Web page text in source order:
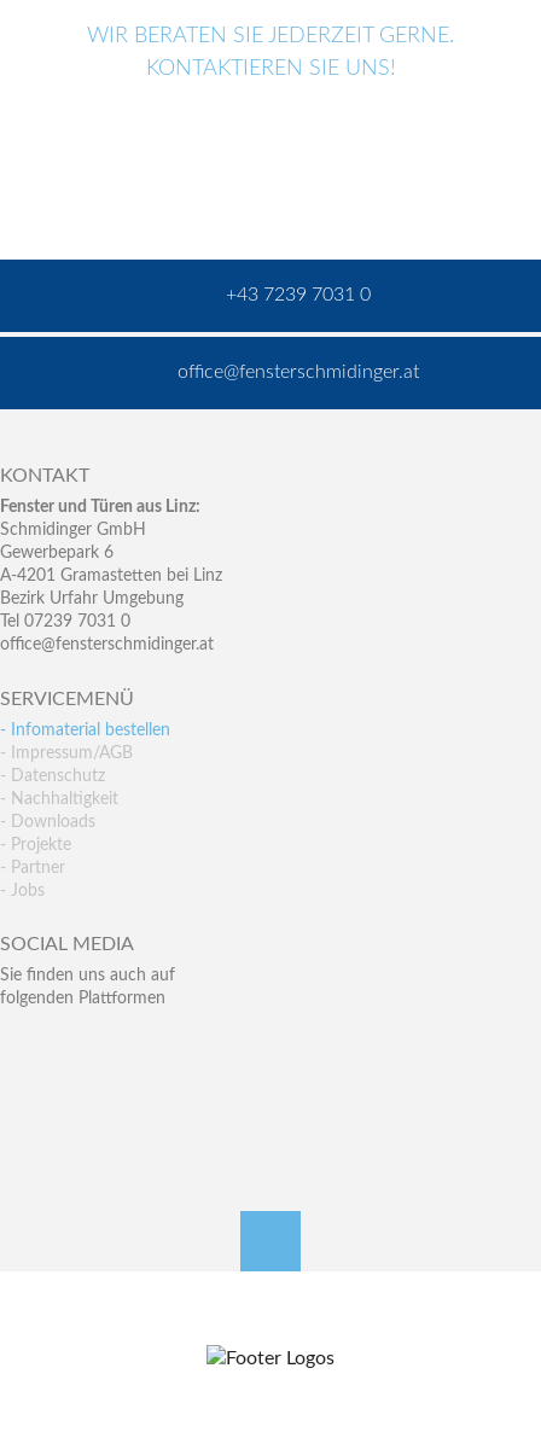
WIR BERATEN SIE JEDERZEIT GERNE.
KONTAKTIEREN SIE UNS!
+43 7239 7031 0
office@fensterschmidinger.at
KONTAKT
Fenster und Türen aus Linz:
Schmidinger GmbH
Gewerbepark 6
A-4201 Gramastetten bei Linz
Bezirk Urfahr Umgebung
Tel 07239 7031 0
office@fensterschmidinger.at
SERVICEMENÜ
- Infomaterial bestellen
- Impressum/AGB
- Datenschutz
- Nachhaltigkeit
- Downloads
- Projekte
- Partner
- Jobs
SOCIAL MEDIA
Sie finden uns auch auf
folgenden Plattformen